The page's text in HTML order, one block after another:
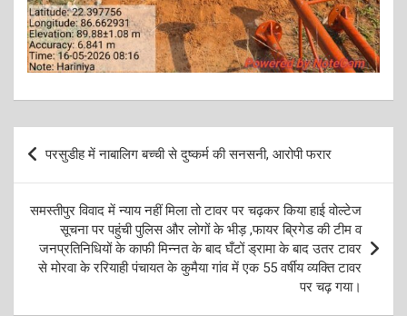
Post
navigation
परसुडीह में नाबालिग बच्ची से दुष्कर्म की सनसनी, आरोपी फरार
समस्तीपुर विवाद में न्याय नहीं मिला तो टावर पर चढ़कर किया हाई वोल्टेज
सूचना पर पहुंची पुलिस और लोगों के भीड़ ,फायर ब्रिगेड की टीम व
जनप्रतिनिधियों के काफी मिन्नत के बाद घँटों ड्रामा के बाद उतर टावर
से मोरवा के ररियाही पंचायत के कुमैया गांव में एक 55 वर्षीय व्यक्ति टावर
पर चढ़ गया।